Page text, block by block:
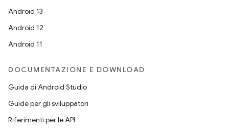
Android 13
Android 12
Android 11
DOCUMENTAZIONE E DOWNLOAD
Guida di Android Studio
Guide per gli sviluppatori
Riferimenti per le API